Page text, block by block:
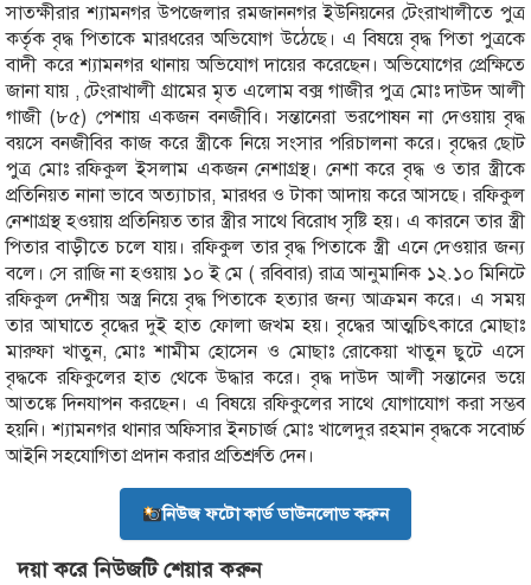
সাতক্ষীরার শ্যামনগর উপজেলার রমজাননগর ইউনিয়নের টেংরাখালীতে পুত্র
কর্তৃক বৃদ্ধ পিতাকে মারধরের অভিযোগ উঠেছে। এ বিষয়ে বৃদ্ধ পিতা পুত্রকে
বাদী করে শ্যামনগর থানায় অভিযোগ দায়ের করেছেন। অভিযোগের প্রেক্ষিতে
জানা যায় , টেংরাখালী গ্রামের মৃত এলোম বক্স গাজীর পুত্র মোঃ দাউদ আলী
গাজী (৮৫) পেশায় একজন বনজীবি। সন্তানেরা ভরপোষন না দেওয়ায় বৃদ্ধ
বয়সে বনজীবির কাজ করে স্ত্রীকে নিয়ে সংসার পরিচালনা করে। বৃদ্ধের ছোট
পুত্র মোঃ রফিকুল ইসলাম একজন নেশাগ্রস্থ। নেশা করে বৃদ্ধ ও তার স্ত্রীকে
প্রতিনিয়ত নানা ভাবে অত্যাচার, মারধর ও টাকা আদায় করে আসছে। রফিকুল
নেশাগ্রস্থ হওয়ায় প্রতিনিয়ত তার স্ত্রীর সাথে বিরোধ সৃষ্টি হয়। এ কারনে তার স্ত্রী
পিতার বাড়ীতে চলে যায়। রফিকুল তার বৃদ্ধ পিতাকে স্ত্রী এনে দেওয়ার জন্য
বলে। সে রাজি না হওয়ায় ১০ ই মে ( রবিবার) রাত্র আনুমানিক ১২.১০ মিনিটে
রফিকুল দেশীয় অস্ত্র নিয়ে বৃদ্ধ পিতাকে হত্যার জন্য আক্রমন করে। এ সময়
তার আঘাতে বৃদ্ধের দুই হাত ফোলা জখম হয়। বৃদ্ধের আত্মচিৎকারে মোছাঃ
মারুফা খাতুন, মোঃ শামীম হোসেন ও মোছাঃ রোকেয়া খাতুন ছুটে এসে
বৃদ্ধকে রফিকুলের হাত থেকে উদ্ধার করে। বৃদ্ধ দাউদ আলী সন্তানের ভয়ে
আতঙ্কে দিনযাপন করছেন। এ বিষয়ে রফিকুলের সাথে যোগাযোগ করা সম্ভব
হয়নি। শ্যামনগর থানার অফিসার ইনচার্জ মোঃ খালেদুর রহমান বৃদ্ধকে সবোর্চ্চ
আইনি সহযোগিতা প্রদান করার প্রতিশ্রুতি দেন।
নিউজ ফটো কার্ড ডাউনলোড করুন
দয়া করে নিউজটি শেয়ার করুন